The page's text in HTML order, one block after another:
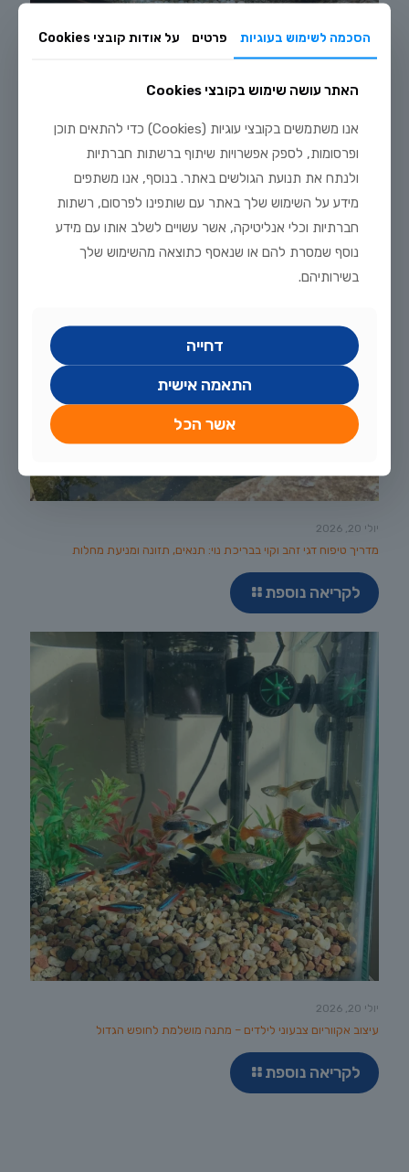
יולי 20, 2026
מדריך טיפוח דגי זהב וקוי בבריכת נוי: תנאים, תזונה ומניעת מחלות
לקריאה נוספת
יולי 20, 2026
עיצוב אקווריום צבעוני לילדים – מתנה מושלמת לחופש הגדול
לקריאה נוספת
הסכמה לשימוש בעוגיות פרטים על אודות קובצי Cookies
האתר עושה שימוש בקובצי Cookies
אנו משתמשים בקובצי עוגיות (Cookies) כדי להתאים תוכן
ופרסומות, לספק אפשרויות שיתוף ברשתות חברתיות
ולנתח את תנועת הגולשים באתר. בנוסף, אנו משתפים
מידע על השימוש שלך באתר עם שותפינו לפרסום, רשתות
חברתיות וכלי אנליטיקה, אשר עשויים לשלב אותו עם מידע
נוסף שמסרת להם או שנאסף כתוצאה מהשימוש שלך
בשירותיהם.
דחייה
התאמה אישית
אשר הכל